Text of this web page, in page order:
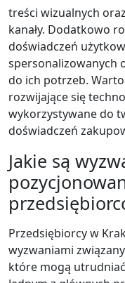
treści wizualnych
kanały. Dodatkowo
doświadczeń
spersonalizowanych
do ich potrzeb.
rozwijające się
wykorzystywane do
doświadczeń
Jakie są
Przedsiębiorcy w
wyzwaniami
które mogą